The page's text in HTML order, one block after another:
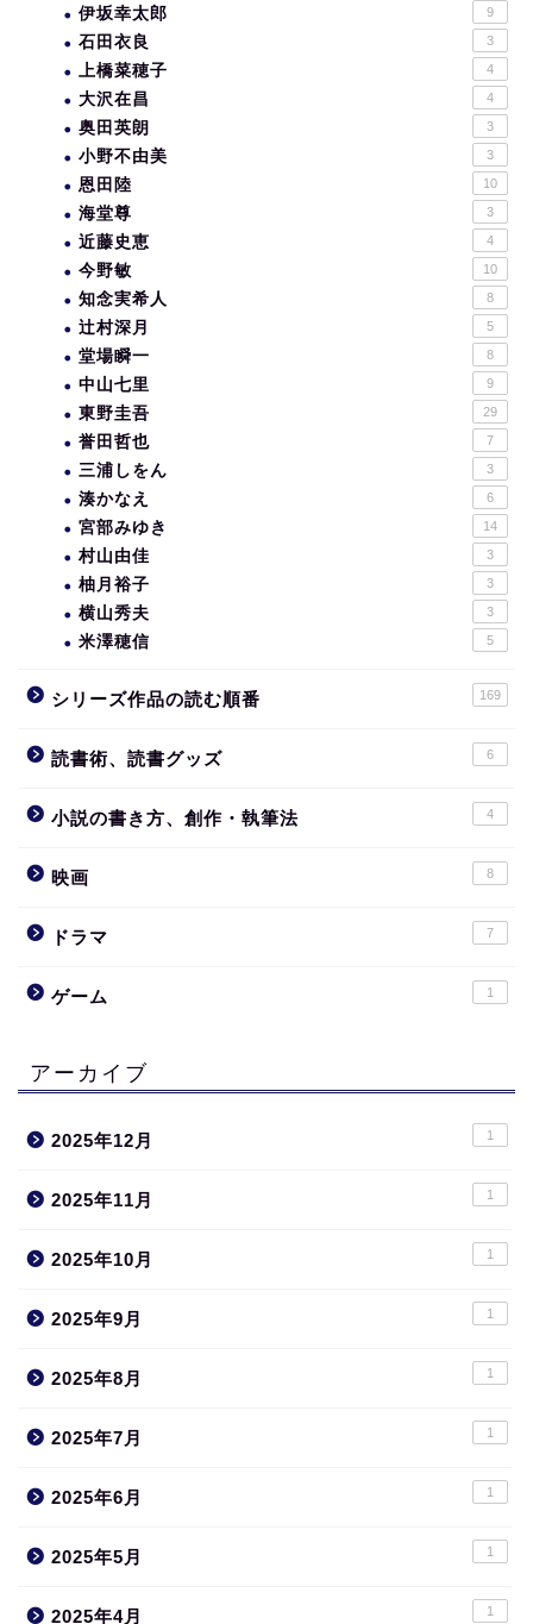
伊坂幸太郎 9
石田衣良 3
上橋菜穂子 4
大沢在昌 4
奥田英朗 3
小野不由美 3
恩田陸 10
海堂尊 3
近藤史恵 4
今野敏 10
知念実希人 8
辻村深月 5
堂場瞬一 8
中山七里 9
東野圭吾 29
誉田哲也 7
三浦しをん 3
湊かなえ 6
宮部みゆき 14
村山由佳 3
柚月裕子 3
横山秀夫 3
米澤穂信 5
シリーズ作品の読む順番 169
読書術、読書グッズ 6
小説の書き方、創作・執筆法 4
映画 8
ドラマ 7
ゲーム 1
アーカイブ
2025年12月 1
2025年11月 1
2025年10月 1
2025年9月 1
2025年8月 1
2025年7月 1
2025年6月 1
2025年5月 1
2025年4月 1